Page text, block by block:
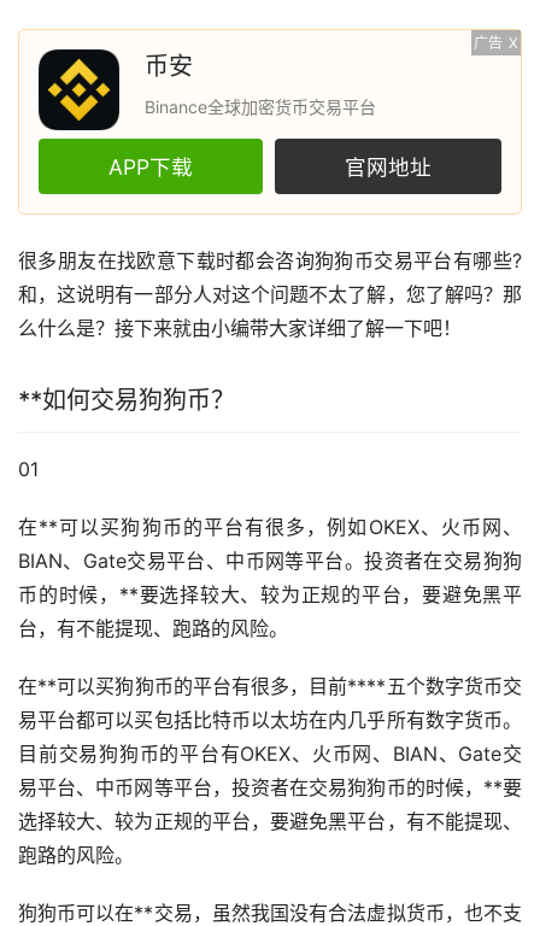
广告 X
币安
Binance全球加密货币交易平台
APP下载 官网地址
很多朋友在找欧意下载时都会咨询狗狗币交易平台有哪些?
和，这说明有一部分人对这个问题不太了解，您了解吗？那
么什么是？接下来就由小编带大家详细了解一下吧！
**如何交易狗狗币？
01
在**可以买狗狗币的平台有很多，例如OKEX、 火币网、
BIAN、Gate交易平台、中币网等平台。投资者在交易狗狗
币的时候，**要选择较大、较为正规的平台，要避免黑平
台，有不能提现、跑路的风险。
在**可以买狗狗币的平台有很多，目前****五个数字货币交
易平台都可以买包括比特币以太坊在内几乎所有数字货币。
目前交易狗狗币的平台有OKEX、火币网、BIAN、Gate交
易平台、中币网等平台，投资者在交易狗狗币的时候，**要
选择较大、较为正规的平台，要避免黑平台，有不能提现、
跑路的风险。
狗狗币可以在**交易，虽然我国没有合法虚拟货币，也不支